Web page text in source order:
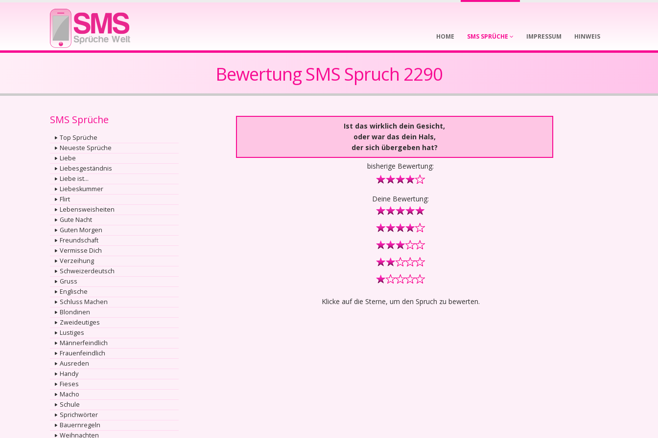
HOME SMS SPRÜCHE IMPRESSUM HINWEIS
Bewertung SMS Spruch 2290
SMS Sprüche
Top Sprüche
Neueste Sprüche
Liebe
Liebesgeständnis
Liebe ist...
Liebeskummer
Flirt
Lebensweisheiten
Gute Nacht
Guten Morgen
Freundschaft
Vermisse Dich
Verzeihung
Schweizerdeutsch
Gruss
Englische
Schluss Machen
Blondinen
Zweideutiges
Lustiges
Männerfeindlich
Frauenfeindlich
Ausreden
Handy
Fieses
Macho
Schule
Sprichwörter
Bauernregeln
Weihnachten
Ist das wirklich dein Gesicht,
oder war das dein Hals,
der sich übergeben hat?
bisherige Bewertung:
Deine Bewertung:
Klicke auf die Sterne, um den Spruch zu bewerten.